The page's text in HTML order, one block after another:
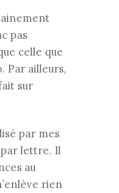
pas
celle que
Par ailleurs,
sur
par mes
lettre. Il
au
rien